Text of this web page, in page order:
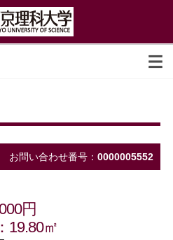
お問い合わせ番号： 0000005552
円
19.80㎡